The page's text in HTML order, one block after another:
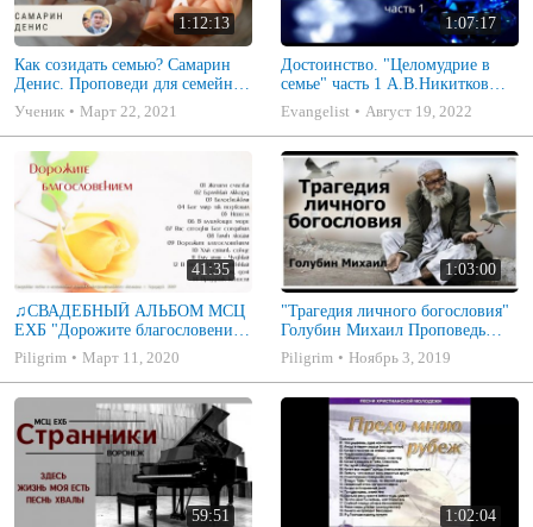
1:12:13
Как созидать семью? Самарин
Денис. Проповеди для семейных
МСЦ ЕХБ
Ученик Март 22, 2021
1:07:17
Достоинство. "Целомудрие в
семье" часть 1 А.В.Никитков
Беседа для семейных МСЦ ЕХБ
Evangelist Август 19, 2022
41:35
♫СВАДЕБНЫЙ АЛЬБОМ МСЦ
ЕХБ "Дорожите благословением
- Христианские песни.
Музыкальный диск. Псалмы
Piligrim Март 11, 2020
1:03:00
"Трагедия личного богословия"
Голубин Михаил Проповедь
2019
Piligrim Ноябрь 3, 2019
59:51 1:02:04